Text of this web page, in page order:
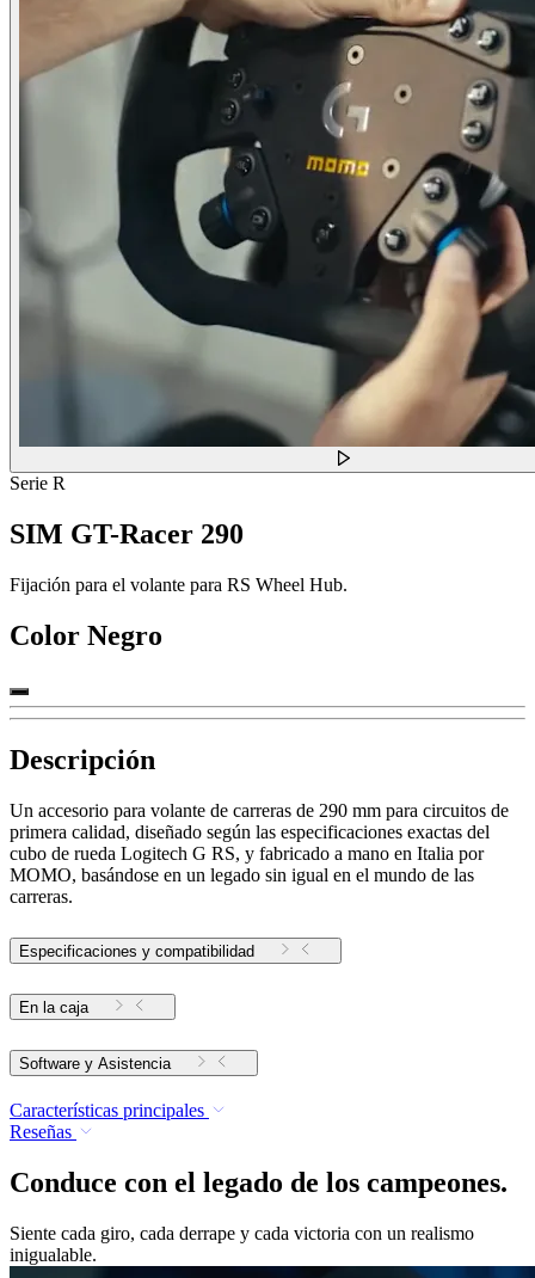
Serie R
SIM GT-Racer 290
Fijación para el volante para RS Wheel Hub.
Color Negro
Descripción
Un accesorio para volante de carreras de 290 mm para circuitos de
primera calidad, diseñado según las especificaciones exactas del
cubo de rueda Logitech G RS, y fabricado a mano en Italia por
MOMO, basándose en un legado sin igual en el mundo de las
carreras.
Especificaciones y compatibilidad
En la caja
Software y Asistencia
Características principales
Reseñas
Conduce con el legado de los campeones.
Siente cada giro, cada derrape y cada victoria con un realismo
inigualable.